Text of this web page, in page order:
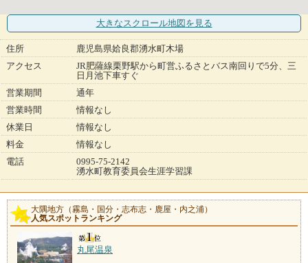
大きなスクロール地図 を見る
住所
鹿児島県姶良郡湧水町木場
アクセス
JR肥薩線栗野駅から町営ふるさとバス南回りで5分、三
日月池下車すぐ
営業期間
通年
営業時間
情報なし
休業日
情報なし
料金
情報なし
電話
0995-75-2142
湧水町教育委員会生涯学習課
大隅地方（霧島・国分・志布志・鹿屋・内之浦）
人気スポットランキング
丸尾温泉